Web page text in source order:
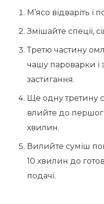
М’ясо відваріть і
Змішайте спеції,
Третю частину
чашу пароварки і
застигання.
Ще одну третину
влийте до
хвилин.
Вилийте суміш
10 хвилин до
подачі.